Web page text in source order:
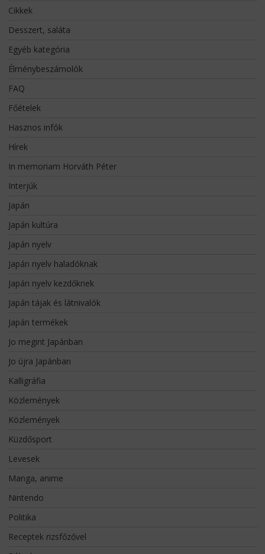
Cikkek
Desszert, saláta
Egyéb kategória
Élménybeszámolók
FAQ
Főételek
Hasznos infók
Hírek
In memoriam Horváth Péter
Interjúk
Japán
Japán kultúra
Japán nyelv
Japán nyelv haladóknak
Japán nyelv kezdőknek
Japán tájak és látnivalók
Japán termékek
Jo megint Japánban
Jo újra Japánban
Kalligráfia
Közlemények
Közlemények
Küzdősport
Levesek
Manga, anime
Nintendo
Politika
Receptek rizsfőzővel